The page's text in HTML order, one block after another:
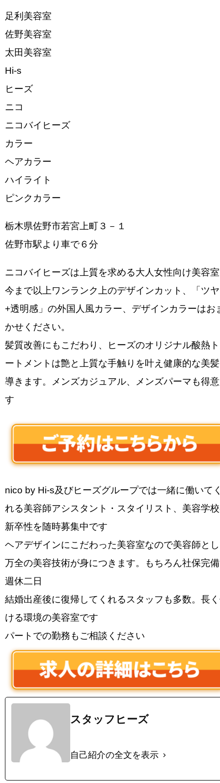
足利美容室
佐野美容室
太田美容室
Hi-s
ヒーズ
ニコ
ニコバイヒーズ
カラー
ヘアカラー
ハイライト
ピンクカラー
栃木県佐野市若宮上町３－１
佐野市駅より車で６分
ニコバイヒーズは上質を求める大人女性向け美容室
今まで以上ワンランク上のデザインカット、「ツヤ
+透明感」の外国人風カラー、デザインカラーはお
かせください。
髪質改善にもこだわり、ヒーズのオリジナル酸熱
ートメントは艶と上質な手触りを叶え健康的な美
導きます。メンズカジュアル、メンズパーマも得
す
nico by Hi-s及びヒーズグループでは一緒に働いて
れる美容師アシスタント・スタイリスト、美容学
新卒性を随時募集中です
ヘアデザインにこだわった美容室なので美容師と
万全の美容技術が身につきます。もちろん社保完
週休二日
結婚出産後に復帰してくれるスタッフも多数。長
ける環境の美容室です
パートでの勤務もご相談ください
スタッフヒーズ
自己紹介の全文を表示